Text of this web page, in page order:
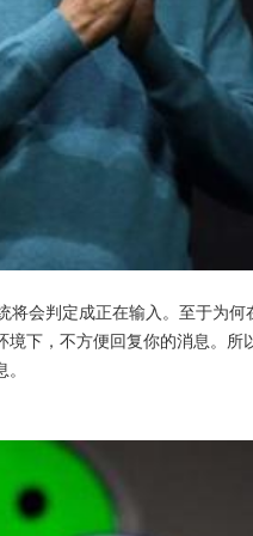
会判定成正在输入。至于为
下，不方便回复你的消息。